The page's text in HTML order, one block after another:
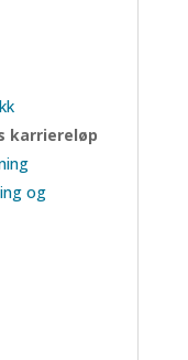
karriereløp
og